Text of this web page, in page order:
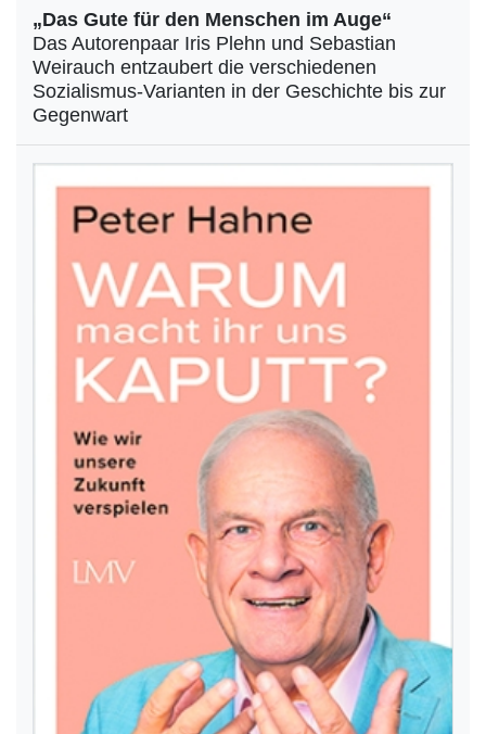
„Das Gute für den Menschen im Auge“
Das Autorenpaar Iris Plehn und Sebastian
Weirauch entzaubert die verschiedenen
Sozialismus-Varianten in der Geschichte bis zur
Gegenwart